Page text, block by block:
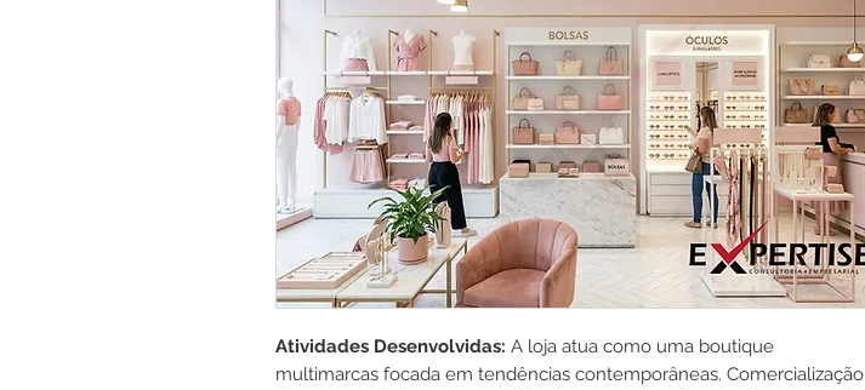
Atividades Desenvolvidas: A loja atua como uma boutique
multimarcas focada em tendências contemporâneas. Comercialização